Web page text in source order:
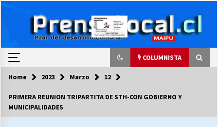
COLUMNISTA
COLUMNISTA
Home 2023 Marzo 12
PRIMERA REUNION TRIPARTITA DE STH-CON GOBIERNO Y
MUNICIPALIDADES